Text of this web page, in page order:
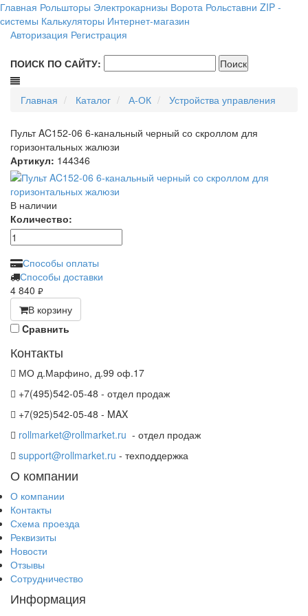
Главная Рольшторы Электрокарнизы Ворота Рольставни ZIP -
системы Калькуляторы Интернет-магазин
Авторизация Регистрация
ПОИСК ПО САЙТУ:
Главная Каталог А-ОК Устройства управления
Пульт AC152-06 6-канальный черный со скроллом для
горизонтальных жалюзи
Артикул: 144346
В наличии
Количество:
Способы оплаты
Способы доставки
4 840 руб.
В корзину
Cравнить
Контакты
МО д.Марфино, д.99 оф.17
+7(495)542-05-48 - отдел продаж
+7(925)542-05-48 - MAX
rollmarket@rollmarket.ru - отдел продаж
support@rollmarket.ru - техподдержка
О компании
О компании
Контакты
Схема проезда
Реквизиты
Новости
Отзывы
Сотрудничество
Информация